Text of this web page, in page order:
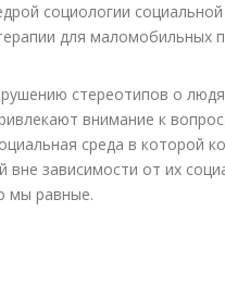
социологии
для маломобильных
стереотипов о
внимание к
среда в которой
зависимости от их
мы равные.